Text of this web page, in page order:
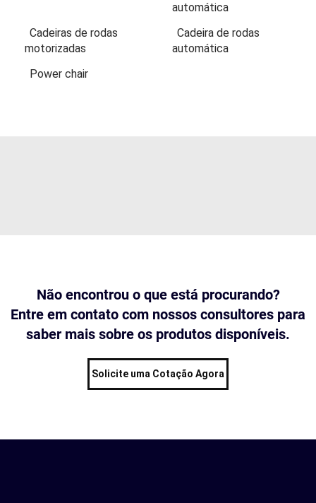
automática
Cadeiras de rodas
motorizadas
Cadeira de rodas
automática
Power chair
Não encontrou o que está procurando?
Entre em contato com nossos consultores para
saber mais sobre os produtos disponíveis.
Solicite uma Cotação Agora